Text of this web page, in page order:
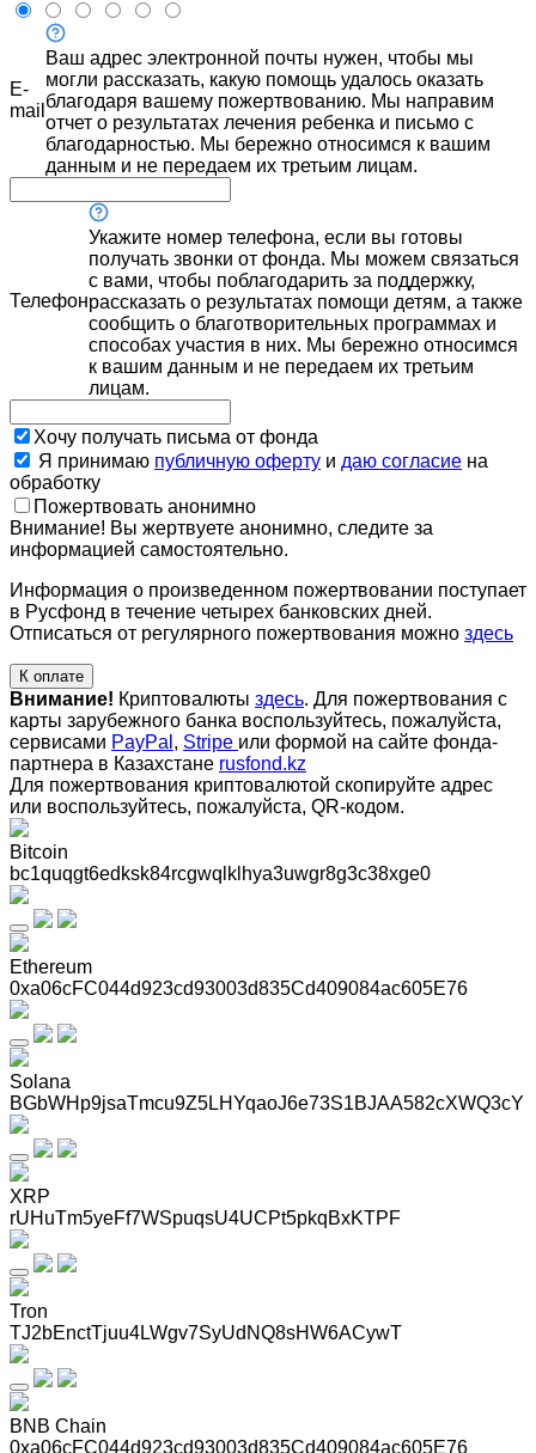
E-
mail
Ваш адрес электронной почты нужен, чтобы мы
могли рассказать, какую помощь удалось оказать
благодаря вашему пожертвованию. Мы направим
отчет о результатах лечения ребенка и письмо с
благодарностью. Мы бережно относимся к вашим
данным и не передаем их третьим лицам.
Телефон
Укажите номер телефона, если вы готовы
получать звонки от фонда. Мы можем связаться
с вами, чтобы поблагодарить за поддержку,
рассказать о результатах помощи детям, а также
сообщить о благотворительных программах и
способах участия в них. Мы бережно относимся
к вашим данным и не передаем их третьим
лицам.
Хочу получать письма от фонда
Я принимаю публичную оферту и даю согласие на
обработку
Пожертвовать анонимно
Внимание! Вы жертвуете анонимно, следите за
информацией самостоятельно.
Информация о произведенном пожертвовании поступает
в Русфонд в течение четырех банковских дней.
Отписаться от регулярного пожертвования можно здесь
К оплате
Внимание! Криптовалюты здесь. Для пожертвования с
карты зарубежного банка воспользуйтесь, пожалуйста,
сервисами PayPal , Stripe или формой на сайте фонда-
партнера в Казахстане rusfond.kz
Для пожертвования криптовалютой скопируйте адрес
или воспользуйтесь, пожалуйста, QR-кодом.
Bitcoin
bc1quqgt6edksk84rcgwqlklhya3uwgr8g3c38xge0
Ethereum
0xa06cFC044d923cd93003d835Cd409084ac605E76
Solana
BGbWHp9jsaTmcu9Z5LHYqaoJ6e73S1BJAA582cXWQ3cY
XRP
rUHuTm5yeFf7WSpuqsU4UCPt5pkqBxKTPF
Tron
TJ2bEnctTjuu4LWgv7SyUdNQ8sHW6ACywT
BNB Chain
0xa06cFC044d923cd93003d835Cd409084ac605E76